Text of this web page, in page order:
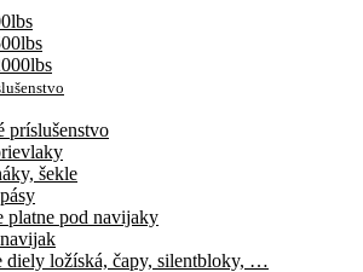
príslušenstvo
šekle
platne pod navijaky
diely ložíská, čapy, silentbloky, …